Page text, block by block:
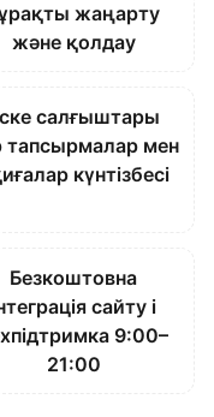
жаңарту
және қолдау
салғыштары
тапсырмалар мен
күнтізбесі
Безкоштовна
сайту і
9:00–
21:00